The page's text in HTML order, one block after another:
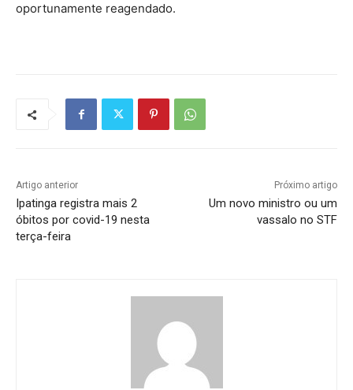
oportunamente reagendado.
Artigo anterior
Ipatinga registra mais 2
óbitos por covid-19 nesta
terça-feira
Próximo artigo
Um novo ministro ou um
vassalo no STF